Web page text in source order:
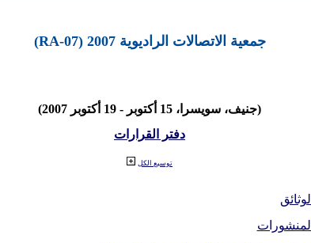
جمعية الاتصالات الراديوية 2007 (RA-07)
(جنيف، سويسرا، 15 أكتوبر - 19 أكتوبر 2007)
دفتر القرارات
توسيع الكل
الوثائق
المنشورات